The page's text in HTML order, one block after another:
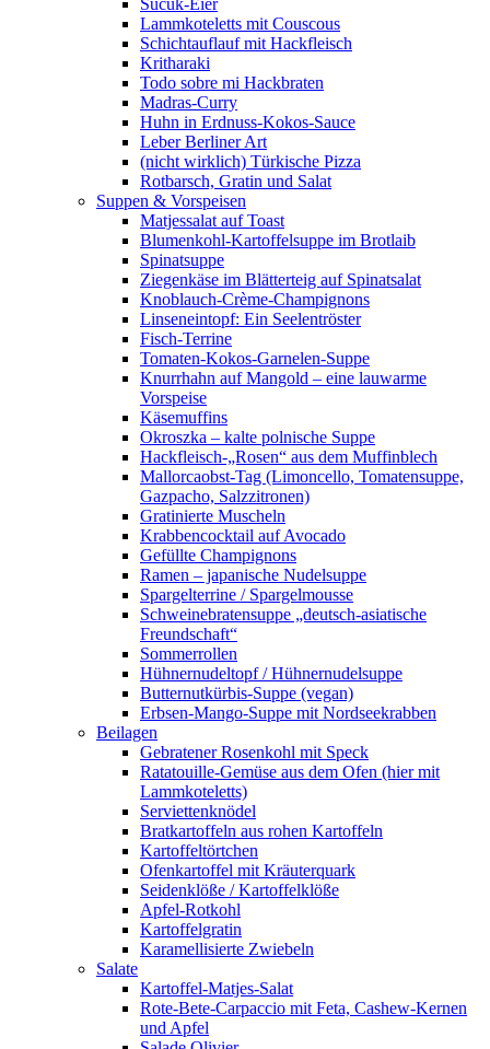
Sucuk-Eier
Lammkoteletts mit Couscous
Schichtauflauf mit Hackfleisch
Kritharaki
Todo sobre mi Hackbraten
Madras-Curry
Huhn in Erdnuss-Kokos-Sauce
Leber Berliner Art
(nicht wirklich) Türkische Pizza
Rotbarsch, Gratin und Salat
Suppen & Vorspeisen
Matjessalat auf Toast
Blumenkohl-Kartoffelsuppe im Brotlaib
Spinatsuppe
Ziegenkäse im Blätterteig auf Spinatsalat
Knoblauch-Crème-Champignons
Linseneintopf: Ein Seelentröster
Fisch-Terrine
Tomaten-Kokos-Garnelen-Suppe
Knurrhahn auf Mangold – eine lauwarme
Vorspeise
Käsemuffins
Okroszka – kalte polnische Suppe
Hackfleisch-„Rosen“ aus dem Muffinblech
Mallorcaobst-Tag (Limoncello, Tomatensuppe,
Gazpacho, Salzzitronen)
Gratinierte Muscheln
Krabbencocktail auf Avocado
Gefüllte Champignons
Ramen – japanische Nudelsuppe
Spargelterrine / Spargelmousse
Schweinebratensuppe „deutsch-asiatische
Freundschaft“
Sommerrollen
Hühnernudeltopf / Hühnernudelsuppe
Butternutkürbis-Suppe (vegan)
Erbsen-Mango-Suppe mit Nordseekrabben
Beilagen
Gebratener Rosenkohl mit Speck
Ratatouille-Gemüse aus dem Ofen (hier mit
Lammkoteletts)
Serviettenknödel
Bratkartoffeln aus rohen Kartoffeln
Kartoffeltörtchen
Ofenkartoffel mit Kräuterquark
Seidenklöße / Kartoffelklöße
Apfel-Rotkohl
Kartoffelgratin
Karamellisierte Zwiebeln
Salate
Kartoffel-Matjes-Salat
Rote-Bete-Carpaccio mit Feta, Cashew-Kernen
und Apfel